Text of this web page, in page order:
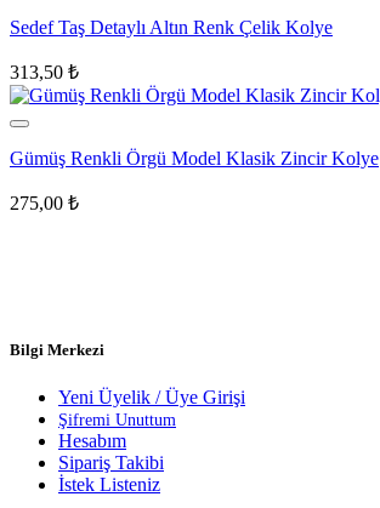
Sedef Taş Detaylı Altın Renk Çelik Kolye
313,50 ₺
Gümüş Renkli Örgü Model Klasik Zincir Kolye
275,00 ₺
Bilgi Merkezi
Yeni Üyelik / Üye Girişi
Şifremi Unuttum
Hesabım
Sipariş Takibi
İstek Listeniz